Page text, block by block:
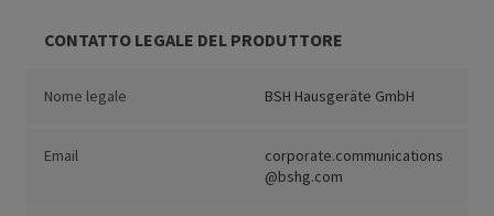
CONTATTO LEGALE DEL PRODUTTORE
Nome legale BSH Hausgeräte GmbH
Email
corporate.communications
@bshg.com